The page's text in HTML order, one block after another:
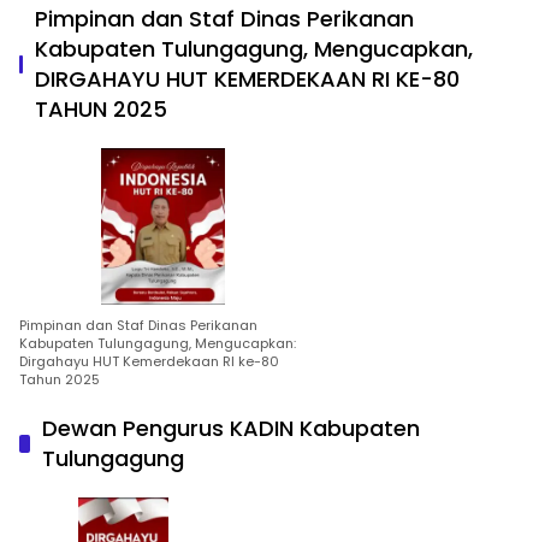
Pimpinan dan Staf Dinas Perikanan
Kabupaten Tulungagung, Mengucapkan,
DIRGAHAYU HUT KEMERDEKAAN RI KE-80
TAHUN 2025
Pimpinan dan Staf Dinas Perikanan
Kabupaten Tulungagung, Mengucapkan:
Dirgahayu HUT Kemerdekaan RI ke-80
Tahun 2025
Dewan Pengurus KADIN Kabupaten
Tulungagung